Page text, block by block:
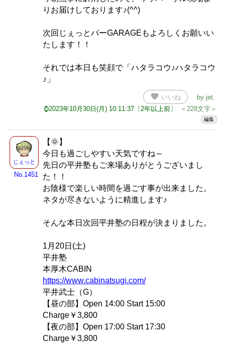
りお届けしております♪(^^)
次回じぇっとバーGARAGEもよろしくお願いい
たします！！
それでは本日も笑顔で「ハタラコウ♪ハタラコウ
♪」
favorite いいね by jet
⌚2023年10月30日(月) 10:11:37〔2年以上前〕
＜228文字＞
編集
じぇっと
No.1451
【🌞】
今日も過ごしやすい天気ですね～
先日の平井塾もご来場ありがとうございまし
た！！
お陰様で楽しい時間を過ごす事が出来ました。
ネタが尽きないように精進します♪
そんな本日次回平井塾の日程が決まりました。
1月20日(土)
平井塾
本厚木CABIN
https://www.cabinatsugi.com/
平井武士（G）
【昼の部】Open 14:00 Start 15:00
Charge￥3,800
【夜の部】Open 17:00 Start 17:30
Charge￥3,800